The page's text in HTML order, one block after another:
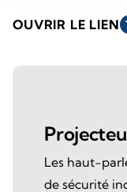
OUVRIR LE LIEN
Les haut-
de sécurité